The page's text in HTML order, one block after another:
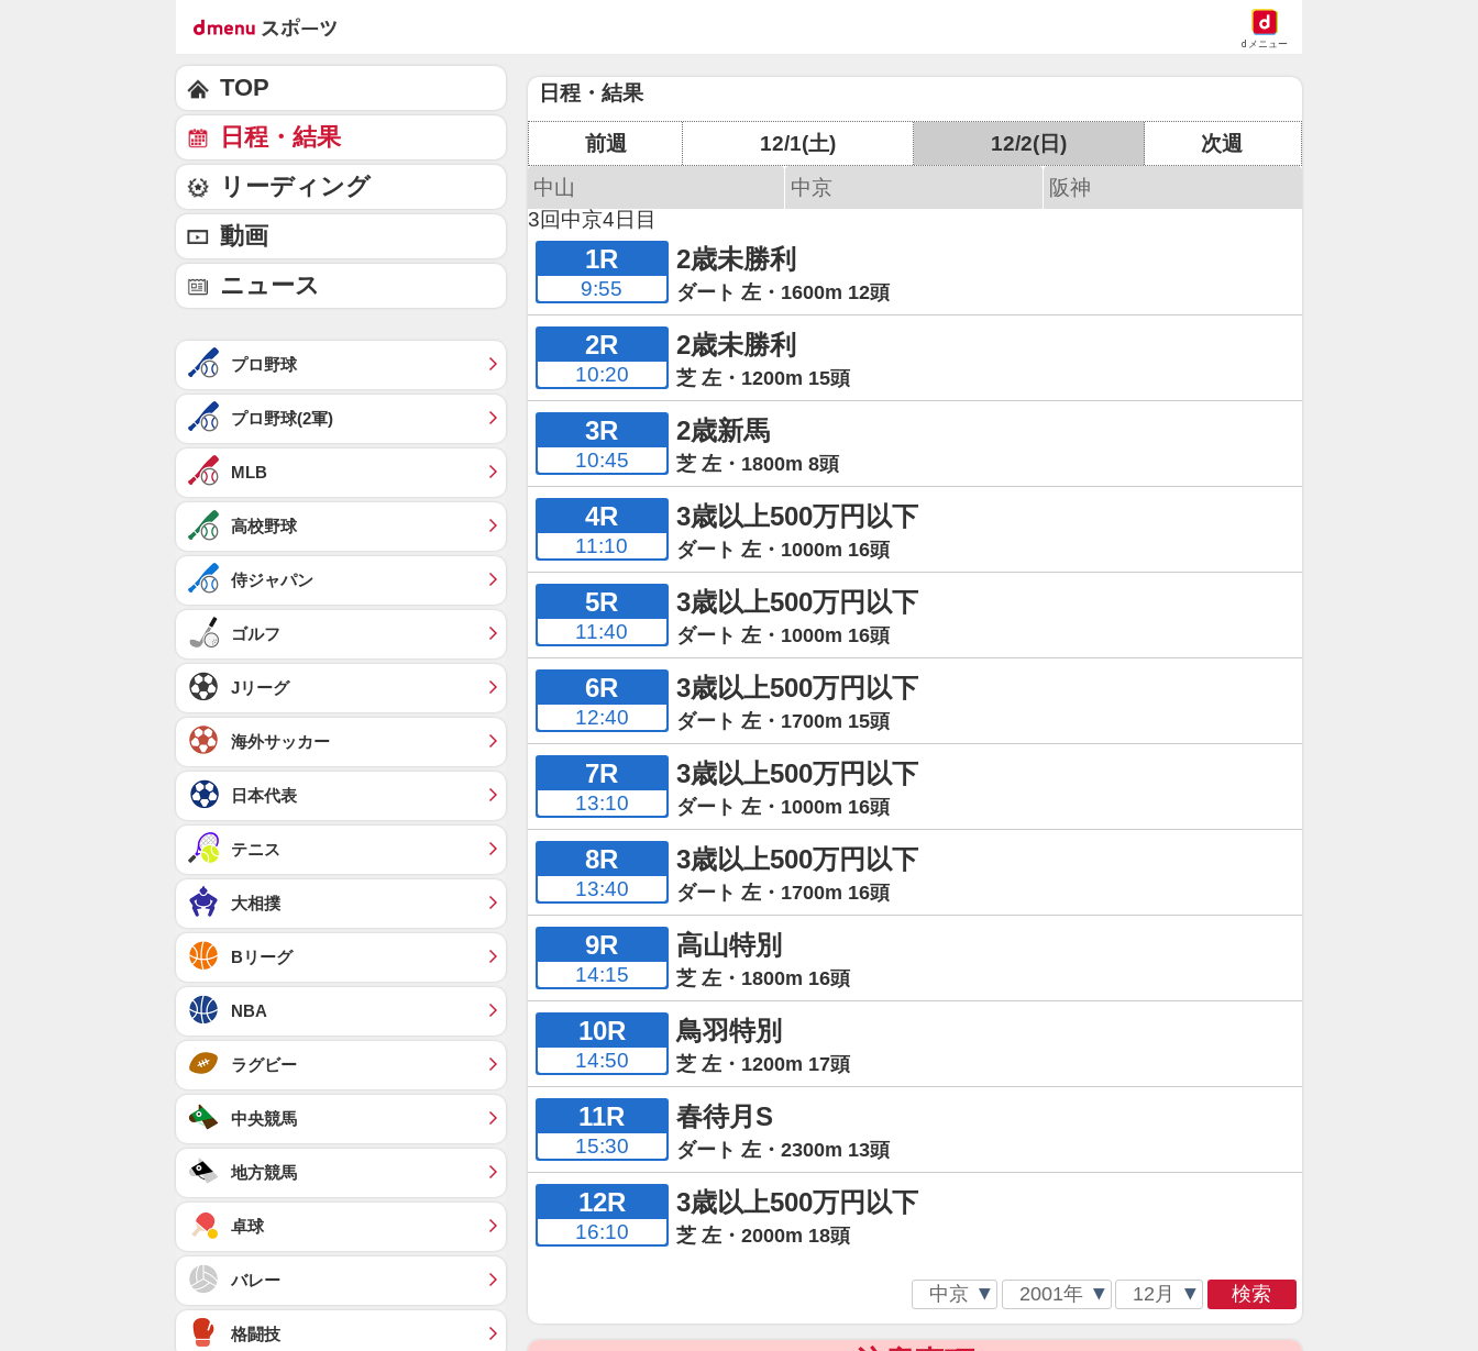
dメニュー
日程・結果
前週 12/1(土) 12/2(日)
次週
中山
中京
阪神
3回中京4日目
1R
9:55
2歳未勝利
ダート 左・1600m 12頭
2R
10:20
2歳未勝利
芝 左・1200m 15頭
3R
10:45
2歳新馬
芝 左・1800m 8頭
4R
11:10
3歳以上500万円以下
ダート 左・1000m 16頭
5R
11:40
3歳以上500万円以下
ダート 左・1000m 16頭
6R
12:40
3歳以上500万円以下
ダート 左・1700m 15頭
7R
13:10
3歳以上500万円以下
ダート 左・1000m 16頭
8R
13:40
3歳以上500万円以下
ダート 左・1700m 16頭
9R
14:15
高山特別
芝 左・1800m 16頭
10R
14:50
鳥羽特別
芝 左・1200m 17頭
11R
15:30
春待月S
ダート 左・2300m 13頭
12R
16:10
3歳以上500万円以下
芝 左・2000m 18頭
検索
TOP
日程・結果
リーディング
動画
ニュース
プロ野球
プロ野球(2軍)
MLB
高校野球
侍ジャパン
ゴルフ
Jリーグ
海外サッカー
日本代表
テニス
大相撲
Bリーグ
NBA
ラグビー
中央競馬
地方競馬
卓球
バレー
格闘技